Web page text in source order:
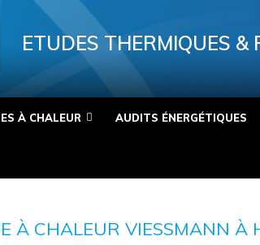
ETUDES THERMIQUES &
À CHALEUR AUDITS ÉNERGÉTIQUES
À CHALEUR VIESSMANN À